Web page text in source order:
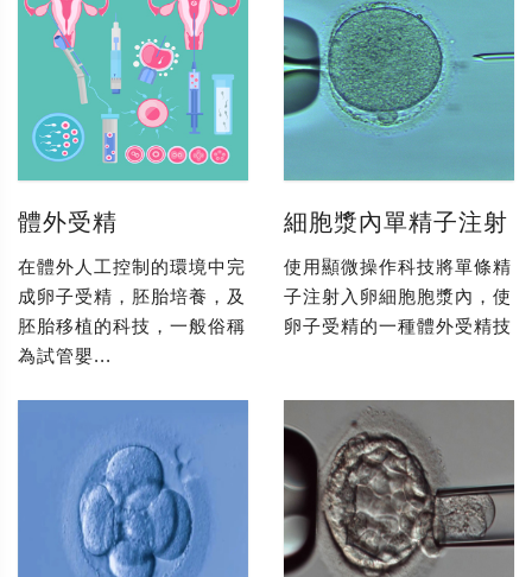
體外受精
在體外人工控制的環境中完
成卵子受精，胚胎培養，及
胚胎移植的科技，一般俗稱
為試管嬰...
細胞漿內單精子注射
使用顯微操作科技將單條精
子注射入卵細胞胞漿內，使
卵子受精的一種體外受精技